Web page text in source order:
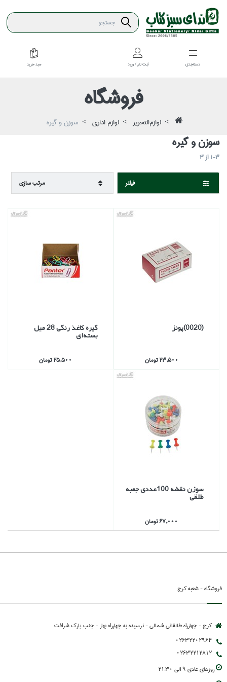
دسته‌بندي ثبت نام / ورود سبد خريد
فروشگاه
لوازم‌التحرير لوازم اداري سوزن و گيره
سوزن و گيره
1-3از3
فيلتر مرتب سازي
(0020)پونز
23,500 تومان
گيره كاغذ رنگي 28 ميل
بسته‌اي
25,500 تومان
سوزن نقشه 100عددي جعبه
طلقي
67,000 تومان
فروشگاه - شعبه کرج
کرج - چهارراه طالقانی شمالی - نرسیده به چهارراه بهار - جنب پارك شرافت
02632202964
02632212812
روزهاي عادي 9 الي 21:30